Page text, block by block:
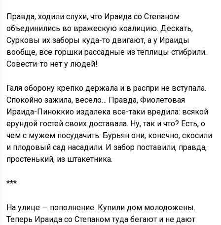
Правда, ходили слухи, что Ираида со Степаном
объединились во вражескую коалицию. Дескать,
Сурковы их заборы куда-то двигают, а у Ираиды
вообще, все горшки рассадные из теплицы стибрили.
Совести-то нет у людей!
Галя оборону крепко держала и в распри не вступала.
Спокойно зажила, весело… Правда, Фиолетовая
Ираида-Пиноккио издалека все-таки вредила: всякой
ерундой гостей своих доставала. Ну, так и что? Есть, о
чем с мужем посудачить. Бурьян они, конечно, скосили
и плодовый сад насадили. И забор поставили, правда,
простенький, из штакетника.
***
На улице — пополнение. Купили дом молодожены.
Теперь Ираида со Степаном туда бегают и не дают